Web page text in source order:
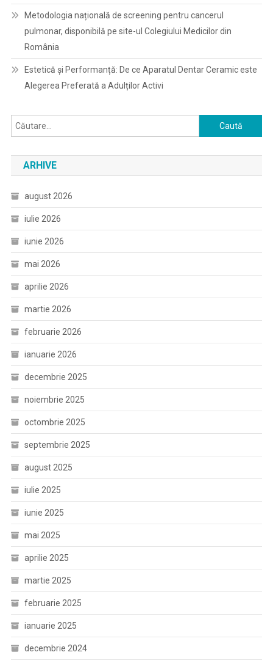
Metodologia națională de screening pentru cancerul
pulmonar, disponibilă pe site-ul Colegiului Medicilor din
România
Estetică și Performanță: De ce Aparatul Dentar Ceramic este
Alegerea Preferată a Adulților Activi
Caută
după:
ARHIVE
august 2026
iulie 2026
iunie 2026
mai 2026
aprilie 2026
martie 2026
februarie 2026
ianuarie 2026
decembrie 2025
noiembrie 2025
octombrie 2025
septembrie 2025
august 2025
iulie 2025
iunie 2025
mai 2025
aprilie 2025
martie 2025
februarie 2025
ianuarie 2025
decembrie 2024